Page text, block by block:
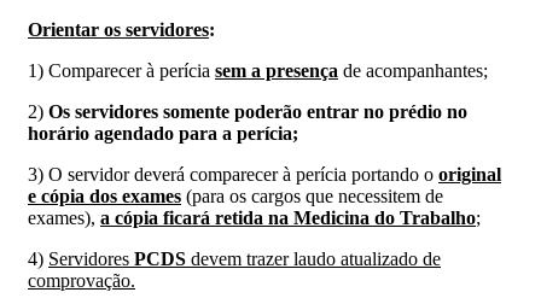
Orientar os servidores:
1) Comparecer à perícia sem a presença de acompanhantes;
2) Os servidores somente poderão entrar no prédio no
horário agendado para a perícia;
3) O servidor deverá comparecer à perícia portando o original
e cópia dos exames (para os cargos que necessitem de
exames), a cópia ficará retida na Medicina do Trabalho;
4) Servidores PCDS devem trazer laudo atualizado de
comprovação.